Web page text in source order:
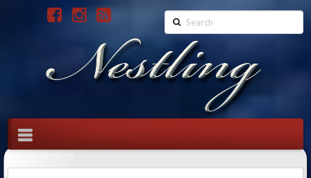
Search
Navigation